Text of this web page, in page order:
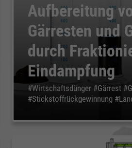
Aufbereitung
Gärresten und
durch
Eindampfung
#Wirtschaftsdünger #Gärrest
#Stickstoffrückgewinnung